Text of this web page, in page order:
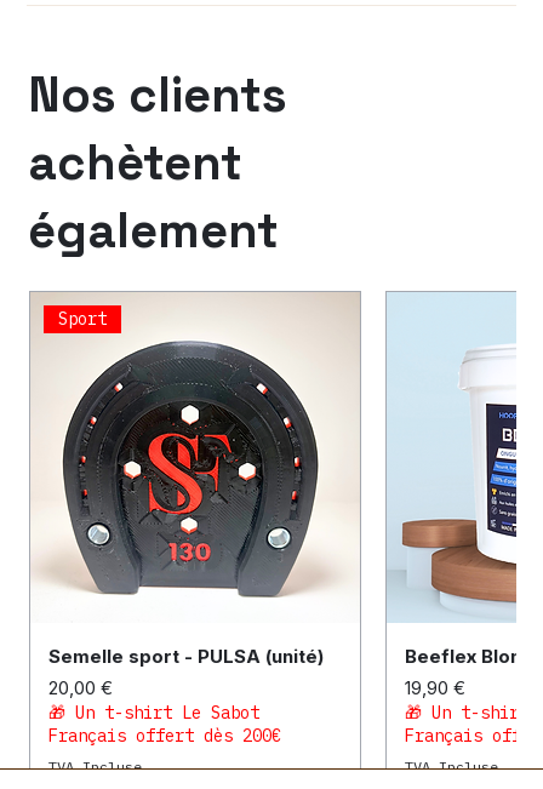
Nos clients
achètent
également
Sport
Semelle sport - PULSA (unité)
Prix
20,00 €
🎁 Un t-shirt Le Sabot
Français offert dès 200€
TVA Incluse
Beeflex Blond
Prix
19,90 €
🎁 Un t-shirt
Français
TVA Incluse